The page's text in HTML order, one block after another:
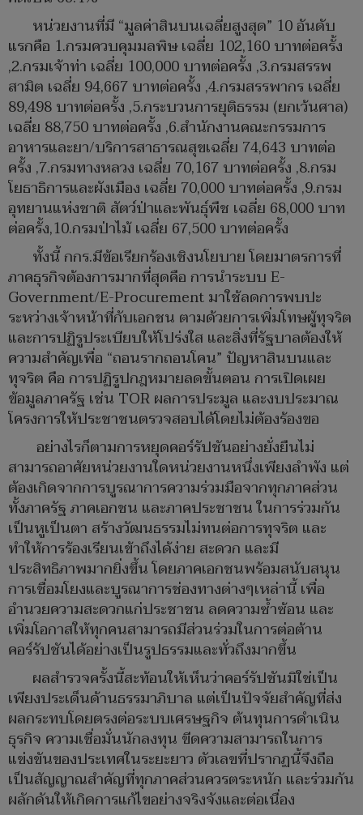
หน่วยงานที่มี “มูลค่าสินบนเฉลี่ยสูงสุด” 10 อันดับ
แรกคือ 1.กรมควบคุมมลพิษ เฉลี่ย 102,160 บาทต่อครั้ง
,2.กรมเจ้าท่า เฉลี่ย 100,000 บาทต่อครั้ง ,3.กรมสรรพ
สามิต เฉลี่ย 94,667 บาทต่อครั้ง ,4.กรมสรรพากร เฉลี่ย
89,498 บาทต่อครั้ง ,5.กระบวนการยุติธรรม (ยกเว้นศาล)
เฉลี่ย 88,750 บาทต่อครั้ง ,6.สำนักงานคณะกรรมการ
อาหารและยา/บริการสาธารณสุขเฉลี่ย 74,643 บาทต่อ
ครั้ง ,7.กรมทางหลวง เฉลี่ย 70,167 บาทต่อครั้ง ,8.กรม
โยธาธิการและผังเมือง เฉลี่ย 70,000 บาทต่อครั้ง ,9.กรม
อุทยานแห่งชาติ สัตว์ป่าและพันธุ์พืช เฉลี่ย 68,000 บาท
ต่อครั้ง,10.กรมป่าไม้ เฉลี่ย 67,500 บาทต่อครั้ง
ทั้งนี้ กกร.มีข้อเรียกร้องเชิงนโยบาย โดยมาตรการที่
ภาคธุรกิจต้องการมากที่สุดคือ การนำระบบ E-
Government/E-Procurement มาใช้ลดการพบปะ
ระหว่างเจ้าหน้าที่กับเอกชน ตามด้วยการเพิ่มโทษผู้ทุจริต
และการปฏิรูประเบียบให้โปร่งใส และสิ่งที่รัฐบาลต้องให้
ความสำคัญเพื่อ “ถอนรากถอนโคน” ปัญหาสินบนและ
ทุจริต คือ การปฏิรูปกฎหมายลดขั้นตอน การเปิดเผย
ข้อมูลภาครัฐ เช่น TOR ผลการประมูล และงบประมาณ
โครงการให้ประชาชนตรวจสอบได้โดยไม่ต้องร้องขอ
อย่างไรก็ตามการหยุดคอร์รัปชันอย่างยั่งยืนไม่
สามารถอาศัยหน่วยงานใดหน่วยงานหนึ่งเพียงลำพัง แต่
ต้องเกิดจากการบูรณาการความร่วมมือจากทุกภาคส่วน
ทั้งภาครัฐ ภาคเอกชน และภาคประชาชน ในการร่วมกัน
เป็นหูเป็นตา สร้างวัฒนธรรมไม่ทนต่อการทุจริต และ
ทำให้การร้องเรียนเข้าถึงได้ง่าย สะดวก และมี
ประสิทธิภาพมากยิ่งขึ้น โดยภาคเอกชนพร้อมสนับสนุน
การเชื่อมโยงและบูรณาการช่องทางต่างๆเหล่านี้ เพื่อ
อำนวยความสะดวกแก่ประชาชน ลดความซ้ำซ้อน และ
เพิ่มโอกาสให้ทุกคนสามารถมีส่วนร่วมในการต่อต้าน
คอร์รัปชันได้อย่างเป็นรูปธรรมและทั่วถึงมากขึ้น
ผลสำรวจครั้งนี้สะท้อนให้เห็นว่าคอร์รัปชันมิใช่เป็น
เพียงประเด็นด้านธรรมาภิบาล แต่เป็นปัจจัยสำคัญที่ส่ง
ผลกระทบโดยตรงต่อระบบเศรษฐกิจ ต้นทุนการดำเนิน
ธุรกิจ ความเชื่อมั่นนักลงทุน ขีดความสามารถในการ
แข่งขันของประเทศในระยะยาว ตัวเลขที่ปรากฏนี้จึงถือ
เป็นสัญญาณสำคัญที่ทุกภาคส่วนควรตระหนัก และร่วมกัน
ผลักดันให้เกิดการแก้ไขอย่างจริงจังและต่อเนื่อง